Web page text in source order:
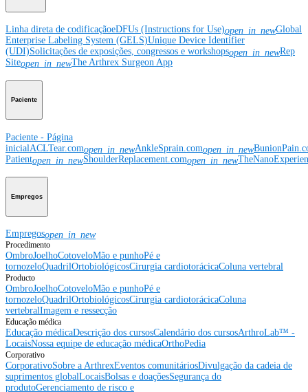
Linha direta de codificaçãoeDFUs (Instructions for Use)open_in_newGlobal
Enterprise Labeling System (GELS)Unique Device Identifier
(UDI)Solicitações de exposições, congressos e workshopsopen_in_newRep
Siteopen_in_newThe Arthrex Surgeon App
Paciente
Paciente - Página
inicialACLTear.comopen_in_newAnkleSprain.comopen_in_new
Patientopen_in_newShoulderReplacement.comopen_in_new
Empregos
Empregosopen_in_new
Procedimento
OmbroJoelhoCotoveloMão e punhoPé e
tornozeloQuadrilOrtobiológicosCirurgia cardiotorácicaColuna vertebral
Producto
OmbroJoelhoCotoveloMão e punhoPé e
tornozeloQuadrilOrtobiológicosCirurgia cardiotorácicaColuna
vertebralImagem e ressecção
Educação médica
Educação médicaDescrição dos cursosCalendário dos cursosArthroLab™ -
LocaisNossa equipe de educação médicaOrthoPedia
Corporativo
CorporativoSobre a ArthrexEventos comunitáriosDivulgação da cadeia de
suprimentos globalLocaisBolsas e doaçõesSegurança do
produtoGerenciamento de risco e